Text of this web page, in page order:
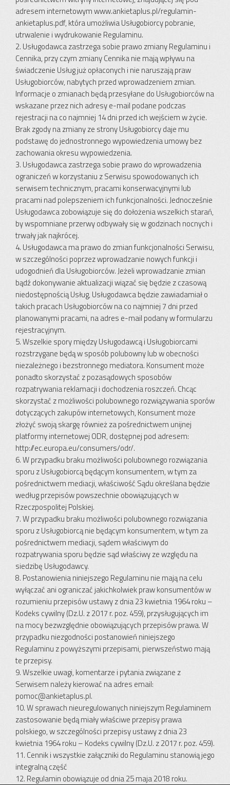
adresem internetowym www.ankietaplus.pl/regulamin-
ankietaplus.pdf, która umożliwia Usługobiorcy pobranie,
utrwalenie i wydrukowanie Regulaminu.
2. Usługodawca zastrzega sobie prawo zmiany Regulaminu i
Cennika, przy czym zmiany Cennika nie mają wpływu na
świadczenie Usług już opłaconych i nie naruszają praw
Usługobiorców, nabytych przed wprowadzeniem zmian.
Informacje o zmianach będą przesyłane do Usługobiorców na
wskazane przez nich adresy e-mail podane podczas
rejestracji na co najmniej 14 dni przed ich wejściem w życie.
Brak zgody na zmiany ze strony Usługobiorcy daje mu
podstawę do jednostronnego wypowiedzenia umowy bez
zachowania okresu wypowiedzenia.
3. Usługodawca zastrzega sobie prawo do wprowadzenia
ograniczeń w korzystaniu z Serwisu spowodowanych ich
serwisem technicznym, pracami konserwacyjnymi lub
pracami nad polepszeniem ich funkcjonalności. Jednocześnie
Usługodawca zobowiązuje się do dołożenia wszelkich starań,
by wspomniane przerwy odbywały się w godzinach nocnych i
trwały jak najkrócej.
4. Usługodawca ma prawo do zmian funkcjonalności Serwisu,
w szczególności poprzez wprowadzanie nowych funkcji i
udogodnień dla Usługobiorców. Jeżeli wprowadzanie zmian
bądź dokonywanie aktualizacji wiązać się będzie z czasową
niedostępnością Usług, Usługodawca będzie zawiadamiał o
takich pracach Usługobiorców na co najmniej 7 dni przed
planowanymi pracami, na adres e-mail podany w formularzu
rejestracyjnym.
5. Wszelkie spory między Usługodawcą i Usługobiorcami
rozstrzygane będą w sposób polubowny lub w obecności
niezależnego i bezstronnego mediatora. Konsument może
ponadto skorzystać z pozasądowych sposobów
rozpatrywania reklamacji i dochodzenia roszczeń. Chcąc
skorzystać z możliwości polubownego rozwiązywania sporów
dotyczących zakupów internetowych, Konsument może
złożyć swoją skargę również za pośrednictwem unijnej
platformy internetowej ODR, dostępnej pod adresem:
http://ec.europa.eu/consumers/odr/.
6. W przypadku braku możliwości polubownego rozwiązania
sporu z Usługobiorcą będącym konsumentem, w tym za
pośrednictwem mediacji, właściwość Sądu określana będzie
według przepisów powszechnie obowiązujących w
Rzeczpospolitej Polskiej.
7. W przypadku braku możliwości polubownego rozwiązania
sporu z Usługobiorcą nie będącym konsumentem, w tym za
pośrednictwem mediacji, sądem właściwym do
rozpatrywania sporu będzie sąd właściwy ze względu na
siedzibę Usługodawcy.
8. Postanowienia niniejszego Regulaminu nie mają na celu
wyłączać ani ograniczać jakichkolwiek praw konsumentów w
rozumieniu przepisów ustawy z dnia 23 kwietnia 1964 roku –
Kodeks cywilny (Dz.U. z 2017 r. poz. 459), przysługujących im
na mocy bezwzględnie obowiązujących przepisów prawa. W
przypadku niezgodności postanowień niniejszego
Regulaminu z powyższymi przepisami, pierwszeństwo mają
te przepisy.
9. Wszelkie uwagi, komentarze i pytania związane z
Serwisem należy kierować na adres email:
pomoc@ankietaplus.pl.
10. W sprawach nieuregulowanych niniejszym Regulaminem
zastosowanie będą miały właściwe przepisy prawa
polskiego, w szczególności przepisy ustawy z dnia 23
kwietnia 1964 roku – Kodeks cywilny (Dz.U. z 2017 r. poz. 459).
11. Cennik i wszystkie załączniki do Regulaminu stanowią jego
integralną część
12. Regulamin obowiązuje od dnia 25 maja 2018 roku.